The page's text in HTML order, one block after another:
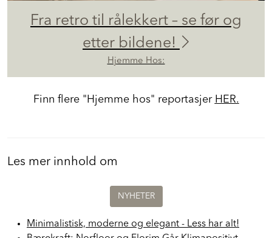
Fra retro til rålekkert – se før og
etter bildene!
Hjemme Hos:
Finn flere "Hjemme hos" reportasjer HER.
Les mer innhold om
NYHETER
Minimalistisk, moderne og elegant - Less har alt!